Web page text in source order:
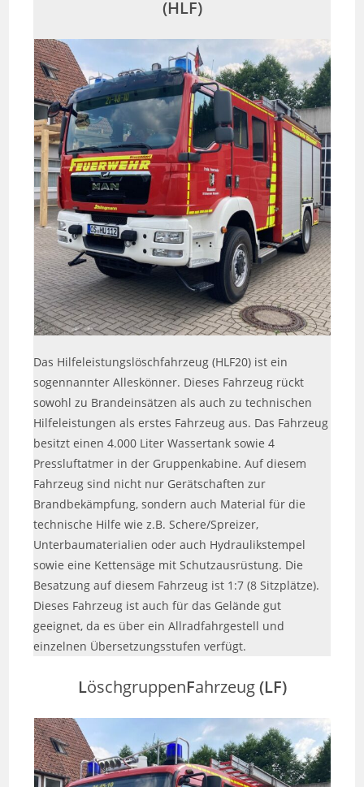
(HLF)
Das Hilfeleistungslöschfahrzeug (HLF20) ist ein
sogennannter Alleskönner. Dieses Fahrzeug rückt
sowohl zu Brandeinsätzen als auch zu technischen
Hilfeleistungen als erstes Fahrzeug aus. Das Fahrzeug
besitzt einen 4.000 Liter Wassertank sowie 4
Pressluftatmer in der Gruppenkabine. Auf diesem
Fahrzeug sind nicht nur Gerätschaften zur
Brandbekämpfung, sondern auch Material für die
technische Hilfe wie z.B. Schere/Spreizer,
Unterbaumaterialien oder auch Hydraulikstempel
sowie eine Kettensäge mit Schutzausrüstung. Die
Besatzung auf diesem Fahrzeug ist 1:7 (8 Sitzplätze).
Dieses Fahrzeug ist auch für das Gelände gut
geeignet, da es über ein Allradfahrgestell und
einzelnen Übersetzungsstufen verfügt.
LöschgruppenFahrzeug(LF)